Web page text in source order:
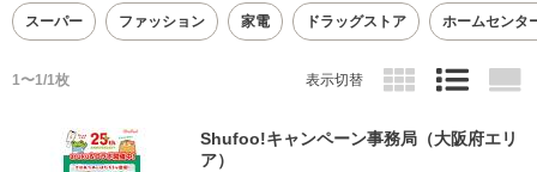
スーパー ファッション 家電 ドラッグストア ホームセンタ
1〜1/1枚 表示切替
Shufoo!キャンペーン事務局（大阪府エリ
ア）